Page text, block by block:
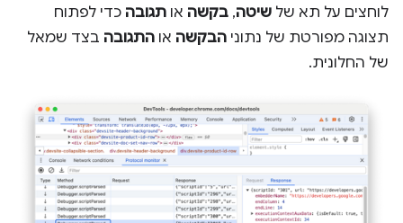
לוחצים על תא של שיטה, בקשה או תגובה כדי לפתוח
תצוגה מפורטת של נתוני הבקשה או התגובה בצד שמאל
של החלונית.